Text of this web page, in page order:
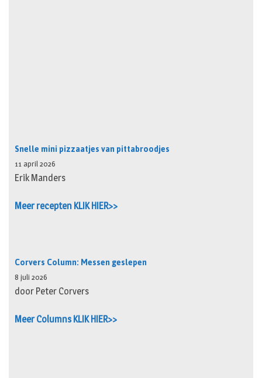
Snelle mini pizzaatjes van pittabroodjes
11 april 2026
Erik Manders
Meer recepten KLIK HIER>>
Corvers Column: Messen geslepen
8 juli 2026
door Peter Corvers
Meer Columns KLIK HIER>>